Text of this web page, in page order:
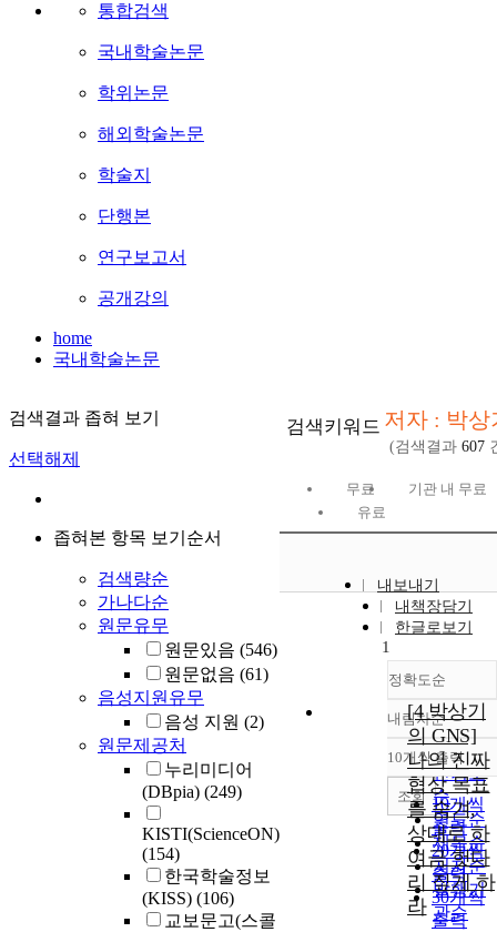
통합검색
국내학술논문
학위논문
해외학술논문
학술지
단행본
연구보고서
공개강의
home
국내학술논문
검색결과 좁혀 보기
선택해제
좁혀본 항목 보기순서
검색량순
가나다순
원문유무
원문있음 (546)
원문없음 (61)
음성지원유무
음성 지원 (2)
원문제공처
누리미디어
(DBpia) (249)
KISTI(ScienceON)
(154)
한국학술정보
(KISS) (106)
교보문고(스콜
검색키워드 저자 : 박상
(검색결과 607
무료
기관 내 무료
유료
내보내기
내책장담기
한글로보기
정확도순
정확도
순
인기도
순
연도순
제목순
저자순
발행기
관순
내림차순
내림차
10개씩 출력
10개씩
출력
20개씩
출력
30개씩
출력
조회
1
[4 박상기
의 GNS]
나의 진짜
협상 목표
를 숨겨,
상대로 하
여금 헛다
리 짚게 하
라